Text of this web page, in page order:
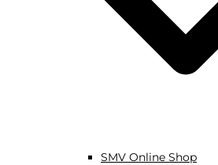
SMV Online Shop